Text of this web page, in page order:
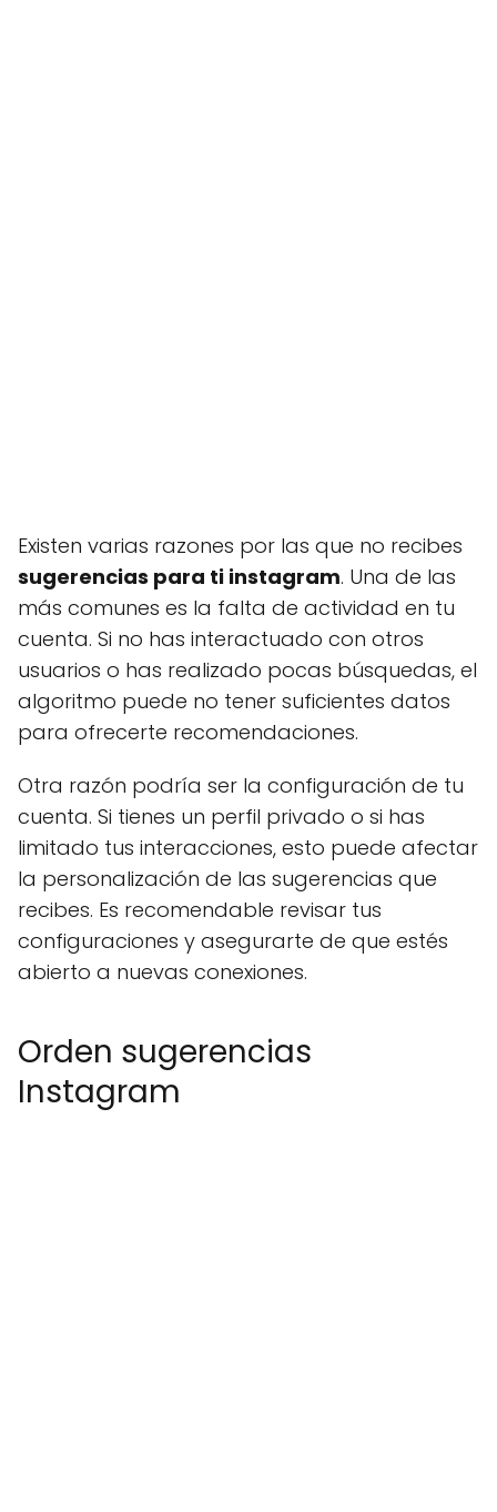
Existen varias razones por las que no recibes
sugerencias para ti instagram. Una de las
más comunes es la falta de actividad en tu
cuenta. Si no has interactuado con otros
usuarios o has realizado pocas búsquedas, el
algoritmo puede no tener suficientes datos
para ofrecerte recomendaciones.
Otra razón podría ser la configuración de tu
cuenta. Si tienes un perfil privado o si has
limitado tus interacciones, esto puede afectar
la personalización de las sugerencias que
recibes. Es recomendable revisar tus
configuraciones y asegurarte de que estés
abierto a nuevas conexiones.
Orden sugerencias
Instagram